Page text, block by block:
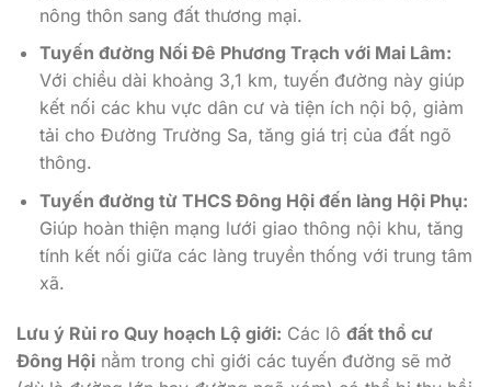
nông thôn sang đất thương mại.
Tuyến đường Nối Đê Phương Trạch với Mai Lâm:
Với chiều dài khoảng 3,1 km, tuyến đường này giúp
kết nối các khu vực dân cư và tiện ích nội bộ, giảm
tải cho Đường Trường Sa, tăng giá trị của đất ngõ
thông.
Tuyến đường từ THCS Đông Hội đến làng Hội Phụ:
Giúp hoàn thiện mạng lưới giao thông nội khu, tăng
tính kết nối giữa các làng truyền thống với trung tâm
xã.
Lưu ý Rủi ro Quy hoạch Lộ giới: Các lô đất thổ cư
Đông Hội nằm trong chỉ giới các tuyến đường sẽ mở